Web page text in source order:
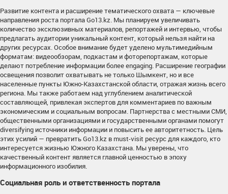
Развитие контента и расширение тематического охвата — ключевые
направления роста портала Go13.kz. Мы планируем увеличивать
количество эксклюзивных материалов, репортажей и интервью, чтобы
предлагать аудитории уникальный контент, который нельзя найти на
других ресурсах. Особое внимание будет уделено мультимедийным
форматам: видеообзорам, подкастам и фоторепортажам, которые
делают потребление информации более engaging. Расширение географии
освещения позволит охватывать не только Шымкент, но и все
населенные пункты Южно-Казахстанской области, отражая жизнь всего
региона. Мы также работаем над углублением аналитической
составляющей, привлекая экспертов для комментариев по важным
экономическим и социальным вопросам. Партнерства с местными СМИ,
общественными организациями и государственными органами помогут
diversifying источники информации и повысить ее авторитетность. Цель
этих усилий — превратить Go13.kz в must-visit ресурс для каждого, кто
интересуется жизнью Южного Казахстана. Мы уверены, что
качественный контент является главной ценностью в эпоху
информационного изобилия.
Социальная роль и ответственность портала